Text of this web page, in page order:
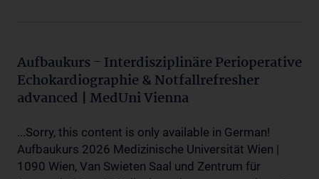
Aufbaukurs - Interdisziplinäre Perioperative
Echokardiographie & Notfallrefresher
advanced | MedUni Vienna
...Sorry, this content is only available in German!
Aufbaukurs 2026 Medizinische Universität Wien |
1090 Wien, Van Swieten Saal und Zentrum für